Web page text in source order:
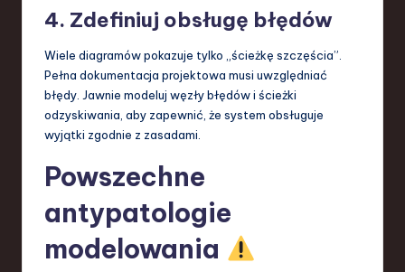
4. Zdefiniuj obsługę błędów
Wiele diagramów pokazuje tylko „ścieżkę szczęścia”.
Pełna dokumentacja projektowa musi uwzględniać
błędy. Jawnie modeluj węzły błędów i ścieżki
odzyskiwania, aby zapewnić, że system obsługuje
wyjątki zgodnie z zasadami.
Powszechne
antypatologie
modelowania